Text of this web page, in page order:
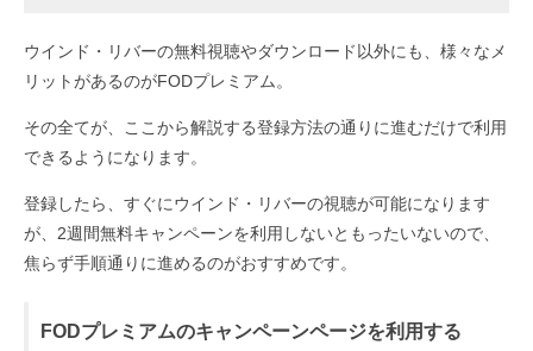
ウインド・リバーの無料視聴やダウンロード以外にも、様々なメ
リットがあるのがFODプレミアム。
その全てが、ここから解説する登録方法の通りに進むだけで利用
できるようになります。
登録したら、すぐにウインド・リバーの視聴が可能になります
が、2週間無料キャンペーンを利用しないともったいないので、
焦らず手順通りに進めるのがおすすめです。
FODプレミアムのキャンペーンページを利用する